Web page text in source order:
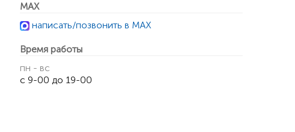
MAX
написать/позвонить в MAX
Время работы
пн - вс
с 9-00 до 19-00